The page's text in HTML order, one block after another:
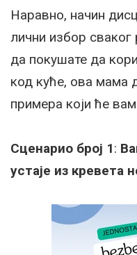
Наравно, начин
лични избор
да покушате да
код куће, ова мама
примера који ће
Сценарио број 1:
устаје из кревета